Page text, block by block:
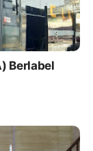
Berlabel